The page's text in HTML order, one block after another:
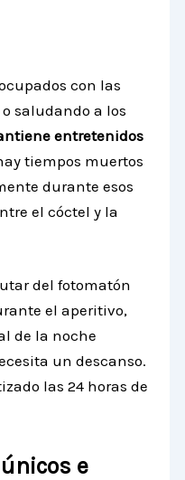
con las
saludando a los
entretenidos
tiempos muertos
durante esos
el cóctel y la
del fotomatón
el aperitivo,
de la noche
un descanso.
las 24 horas de
e